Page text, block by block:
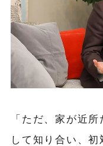
「ただ、家が近
して知り合い、